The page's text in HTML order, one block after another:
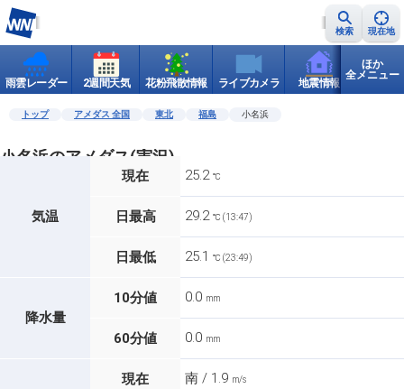
検索 現在地
雨雲レーダー 2週間天気 花粉飛散情報 ライブカメラ 地震情報 世界天
ほか
全メニュー
トップ アメダス 全国 東北 福島 小名浜
小名浜のアメダス(実況)
気温
現在 25.2 ℃
日最高 29.2 ℃ (13:47)
日最低 25.1 ℃ (23:49)
降水量
10分値 0.0 mm
60分値 0.0 mm
現在 南 / 1.9 m/s